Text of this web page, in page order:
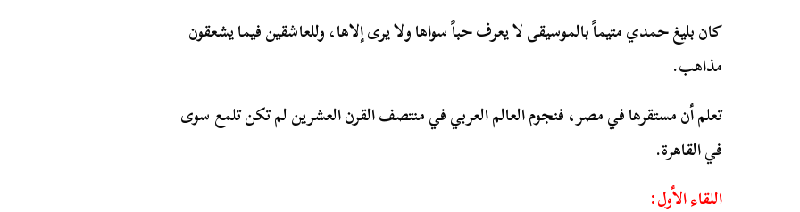
كان بليغ حمدي متيماً بالموسيقى لا يعرف حباً سواها ولا يرى إلاها، وللعاشقين فيما يشعقون
مذاهب.
تعلم أن مستقرها في مصر، فنجوم العالم العربي في منتصف القرن العشرين لم تكن تلمع سوى
في القاهرة.
اللقاء الأول: